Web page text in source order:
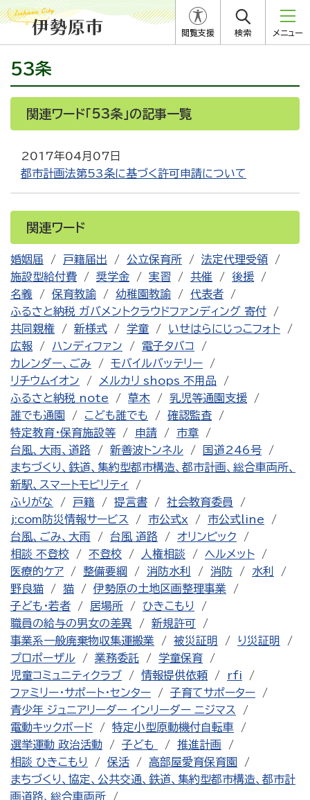
閲覧支援 検索 メニュー
53条
関連ワード「53条」の記事一覧
2017年04月07日
都市計画法第53条に基づく許可申請について
関連ワード
婚姻届 戸籍届出 公立保育所
法定代理受領
施設型給付費
奨学金 実習 共催
後援
名義
保育教諭 幼稚園教諭
代表者
ふるさと納税 ガバメントクラウドファンディング 寄付
共同親権
新様式 学童
いせはらにじっこフォト
広報
ハンディファン
電子タバコ
カレンダー、ごみ
モバイルバッテリー
リチウムイオン
メルカリ shops 不用品
ふるさと納税 note
草木
乳児等通園支援
誰でも通園
こども誰でも
確認監査
特定教育・保育施設等
申請
市章
台風、大雨、道路
新善波トンネル
国道246号
まちづくり、鉄道、集約型都市構造、都市計画、総合車両所、
新駅、スマートモビリティ
ふりがな
戸籍 提言書
社会教育委員
j:com防災情報サービス
市公式x
市公式line
台風、ごみ、大雨
台風 道路
オリンピック
相談 不登校
不登校 人権相談
ヘルメット
医療的ケア
整備要綱 消防水利 消防
水利
野良猫
猫
伊勢原の土地区画整理事業
子ども・若者
居場所
ひきこもり
職員の給与の男女の差異
新規許可
事業系一般廃棄物収集運搬業
被災証明
り災証明
プロポーザル
業務委託
学童保育
児童コミュニティクラブ
情報提供依頼
rfi
ファミリー・サポート・センター
子育てサポーター
青少年 ジュニアリーダー インリーダー ニジマス
電動キックボード
特定小型原動機付自転車
選挙運動 政治活動
子ども
推進計画
相談 ひきこもり
保活
高部屋愛育保育園
まちづくり、協定、公共交通、鉄道、集約型都市構造、都市計
画道路、総合車両所